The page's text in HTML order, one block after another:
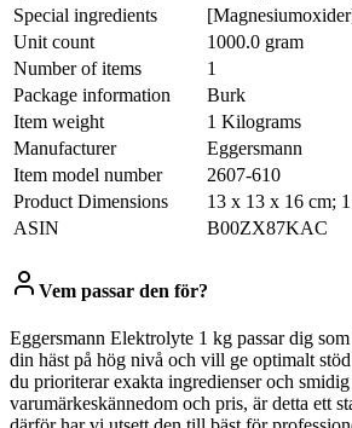
Special ingredients
Unit count
1000.0 gram
Number of items
1
Package information
Burk
Item weight
1 Kilograms
Manufacturer
‎Eggersmann
Item model number
‎2607-610
Product Dimensions
‎13 x 13 x 16 cm;
ASIN
‎B00ZX87KAC
Vem passar den för?
Eggersmann Elektrolyte 1 kg passar dig
din häst på hög nivå och vill ge optimalt
du prioriterar exakta ingredienser och
varumärkeskännedom och pris, är detta ett